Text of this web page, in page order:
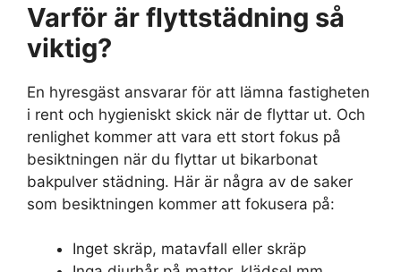
Varför är flyttstädning så
viktig?
En hyresgäst ansvarar för att lämna fastigheten
i rent och hygieniskt skick när de flyttar ut. Och
renlighet kommer att vara ett stort fokus på
besiktningen när du flyttar ut bikarbonat
bakpulver städning. Här är några av de saker
som besiktningen kommer att fokusera på:
Inget skräp, matavfall eller skräp